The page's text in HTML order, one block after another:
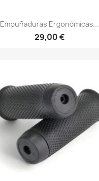
Vista rápida
Empuñaduras Ergonómicas...
29,00 €